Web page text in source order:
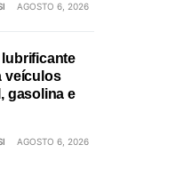
AGOSTO 6, 2026
lubrificante
veículos
gasolina e
AGOSTO 6, 2026